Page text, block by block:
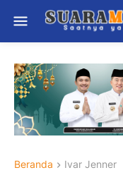
Beranda Ivar Jenner